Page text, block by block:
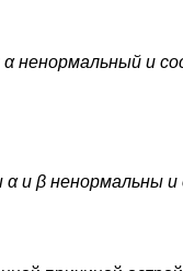
ненормальный и
и β ненормальны и